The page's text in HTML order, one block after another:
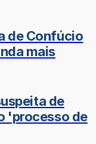
de Confúcio
mais
de
'processo de